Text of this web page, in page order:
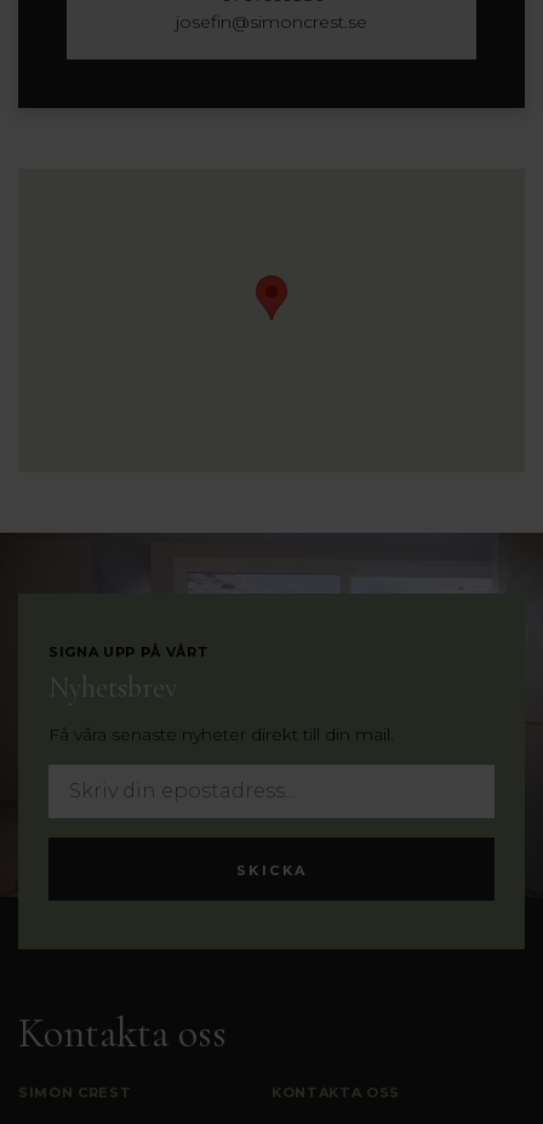
josefin@simoncrest.se
Kontakta oss
SIMON CREST KONTAKTA OSS
SIGNA UPP PÅ VÅRT
Nyhetsbrev
Få våra senaste nyheter direkt till din mail.